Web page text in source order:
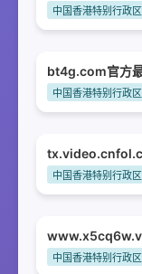
中国香港特别行政区
bt4g.com官方
中国香港特别行政区
中国香港特别行政区
中国香港特别行政区